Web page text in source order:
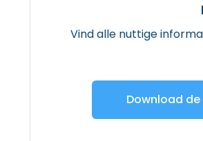
Vind alle nuttige
Download